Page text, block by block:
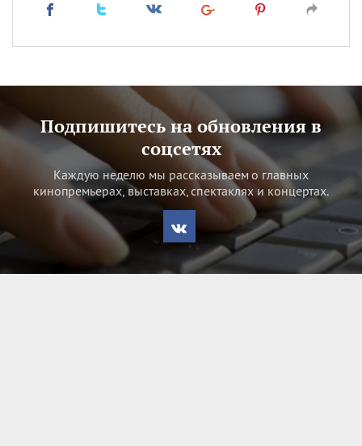
Подпишитесь на обновления в
соцсетях
Каждую неделю мы рассказываем о главных
кинопремьерах, выставках, спектаклях и концертах.